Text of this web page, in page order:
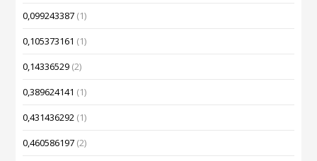
0,099243387 (1)
0,105373161 (1)
0,14336529 (2)
0,389624141 (1)
0,431436292 (1)
0,460586197 (2)